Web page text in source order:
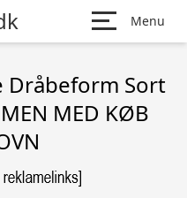
Menu
Dråbeform Sort
MED KØB